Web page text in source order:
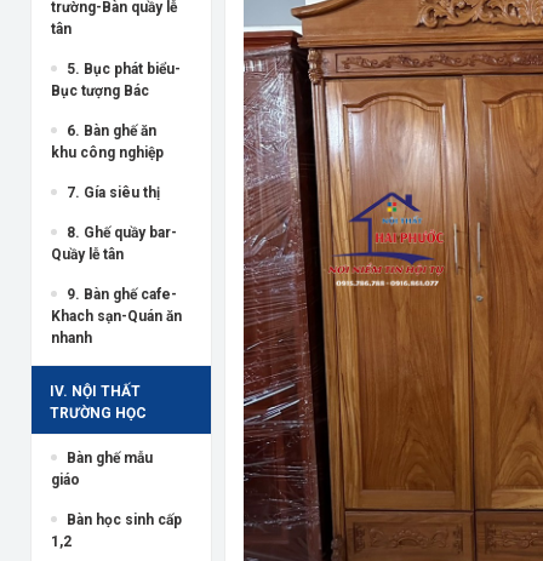
trường-Bàn quầy lễ
tân
5. Bục phát biểu-
Bục tượng Bác
6. Bàn ghế ăn
khu công nghiệp
7. Gía siêu thị
8. Ghế quầy bar-
Quầy lễ tân
9. Bàn ghế cafe-
Khach sạn-Quán ăn
nhanh
IV. NỘI THẤT
TRƯỜNG HỌC
Bàn ghế mẫu
giáo
Bàn học sinh cấp
1,2